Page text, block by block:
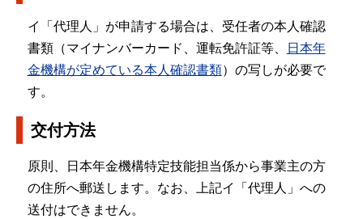
イ「代理人」が申請する場合は、受任者の本人確認
書類（マイナンバーカード、運転免許証等、
日本年
金機構が定めている本人確認書類）の写しが必要で
す。
交付方法
原則、日本年金機構特定技能担当係から事業主の方
の住所へ郵送します。なお、上記イ「代理人」への
送付はできません。